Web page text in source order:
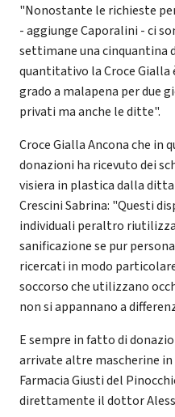
"Nonostante le richieste
- aggiunge Caporalini - ci
settimane una cinquantina
quantitativo la Croce Gialla
grado a malapena per due
privati ma anche le ditte".
Croce Gialla Ancona che in
donazioni ha ricevuto dei
visiera in plastica dalla
Crescini Sabrina: "Questi
individuali peraltro
sanificazione se pur
ricercati in modo
soccorso che utilizzano
non si appannano a
E sempre in fatto di
arrivate altre mascherine
Farmacia Giusti del
direttamente il dottor